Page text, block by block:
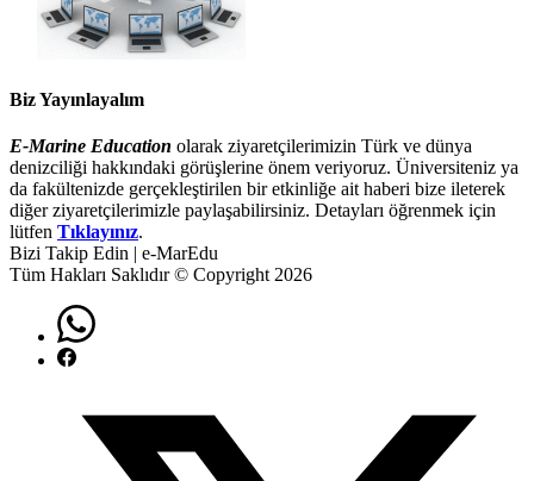
Biz Yayınlayalım
E-Marine Education olarak ziyaretçilerimizin Türk ve dünya
denizciliği hakkındaki görüşlerine önem veriyoruz. Üniversiteniz ya
da fakültenizde gerçekleştirilen bir etkinliğe ait haberi bize ileterek
diğer ziyaretçilerimizle paylaşabilirsiniz. Detayları öğrenmek için
lütfen Tıklayınız.
Bizi Takip Edin | e-MarEdu
Tüm Hakları Saklıdır © Copyright 2026